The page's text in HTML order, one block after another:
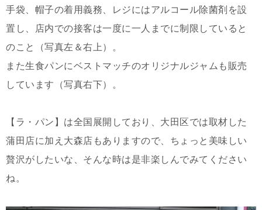
手袋、帽子の着用義務、レジにはアルコール除菌剤を設
置し、店内での接客は一度に一人までに制限していると
のこと（写真左＆右上）。
また生食パンにベストマッチのオリジナルジャムも販売
しています（写真右下）。
【ラ・パン】は全国展開しており、大田区では取材した
蒲田店に加え大森店もありますので、ちょっと美味しい
贅沢がしたいな、そんな時は是非楽しんでみてください
ね。